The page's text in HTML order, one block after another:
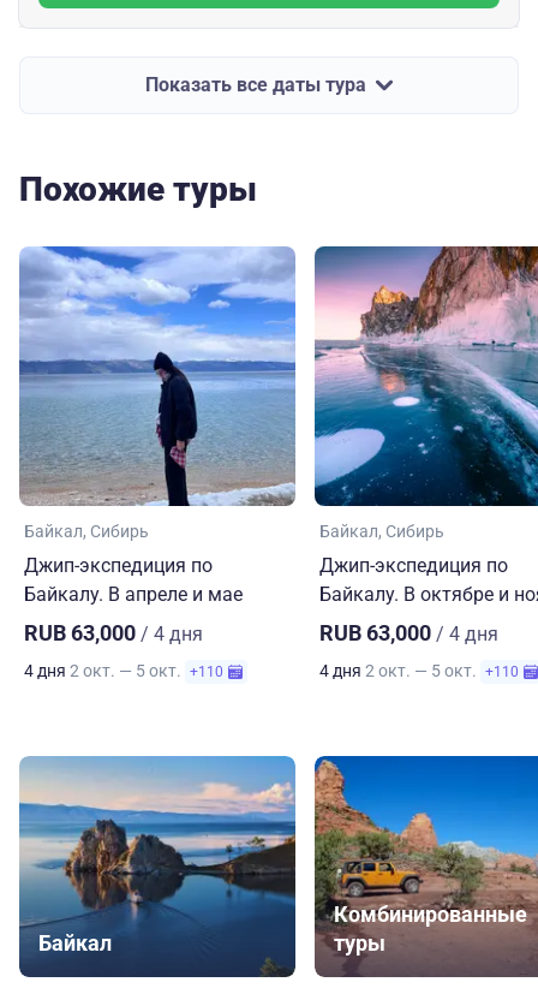
Показать все даты тура
Похожие туры
Байкал Сибирь
Джип-экспедиция по
Байкалу. В апреле и мае
RUB 63,000 / 4 дня
4 дня 2 окт. — 5 окт. +110
Байкал Сибирь
Джип-экспедиция по
Байкалу. В октябре и
RUB 63,000 / 4 дня
4 дня 2 окт. — 5 окт. +110
Байкал
Комбинированные
туры